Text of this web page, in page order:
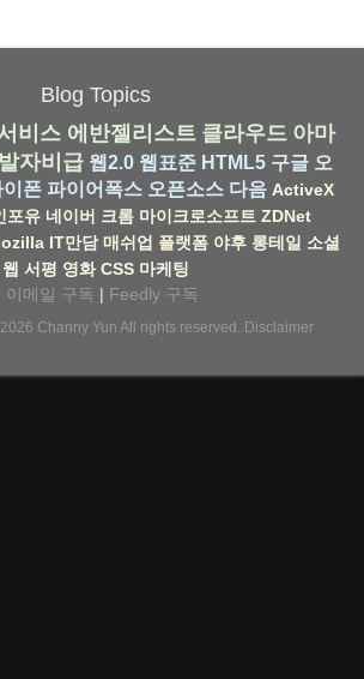
Blog Topics
비스 에반젤리스트 클라우드 아마
자비급 웹2.0 웹표준 HTML5 구글 오
이폰 파이어폭스 오픈소스 다음 ActiveX
포유 네이버 크롬 마이크로소프트 ZDNet
IT만담 매쉬업 플랫폼 야후 롱테일 소셜
웹 서평 영화 CSS 마케팅
이메일 구독 | Feedly 구독
Channy Yun All rights reserved. Disclaimer